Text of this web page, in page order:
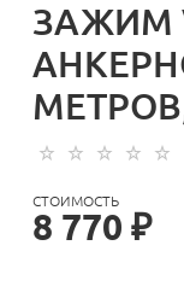
ЗАЖИМ
МЕТРОВ,
СТОИМОСТЬ
8 770 ₽